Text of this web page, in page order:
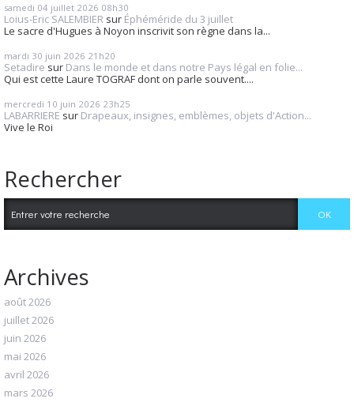
samedi 04 juillet 2026 08h30
Loius-Eric SALEMBIER sur Éphéméride du 3 juillet
Le sacre d'Hugues à Noyon inscrivit son règne dans la...
mardi 30 juin 2026 21h20
Setadire sur Dans le monde et dans notre Pays légal en folie...
Qui est cette Laure TOGRAF dont on parle souvent....
mercredi 10 juin 2026 23h25
LABARRIERE sur Drapeaux, insignes, emblèmes, objets d'Action...
Vive le Roi
Rechercher
Archives
août 2026
juillet 2026
juin 2026
mai 2026
avril 2026
mars 2026